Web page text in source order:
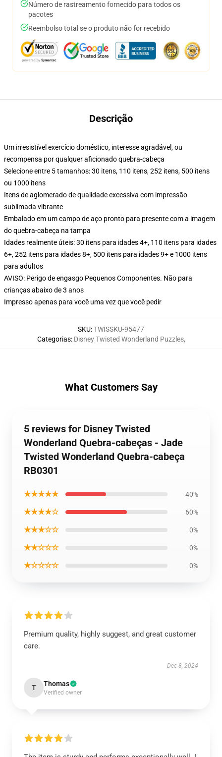
Número de rastreamento fornecido para todos os
pacotes
Reembolso total se o produto não for recebido
Descrição
Um irresistível exercício doméstico, interesse agradável, ou
recompensa por qualquer aficionado quebra-cabeça
Selecione entre 5 tamanhos: 30 itens, 110 itens, 252 itens, 500 itens
ou 1000 itens
Itens de aglomerado de qualidade excessiva com impressão
sublimada vibrante
Embalado em um campo de aço pronto para presente com a imagem
do quebra-cabeça na tampa
Idades realmente úteis: 30 itens para idades 4+, 110 itens para idades
6+, 252 itens para idades 8+, 500 itens para idades 9+ e 1000 itens
para adultos
AVISO: Perigo de engasgo Pequenos Componentes. Não para
crianças abaixo de 3 anos
Impresso apenas para você uma vez que você pedir
SKU:TWISSKU-95477
Categorias: Disney Twisted Wonderland Puzzles,
What Customers Say
5 reviews for Disney Twisted
Wonderland Quebra-cabeças - Jade
Twisted Wonderland Quebra-cabeça
RB0301
★★★★★ 40%
★★★★☆ 60%
★★★☆☆ 0%
★★☆☆☆ 0%
★☆☆☆☆ 0%
Premium quality, highly suggest, and great customer
care.
Dec 8, 2024
T Thomas
Verified owner